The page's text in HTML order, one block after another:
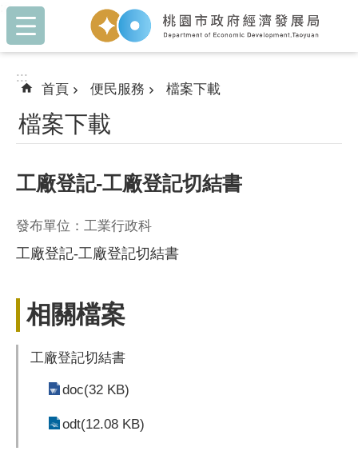
跳到主要內容區塊
:::
:::
首頁 便民服務 檔案下載
檔案下載
工廠登記-工廠登記切結書
發布單位：工業行政科
工廠登記-工廠登記切結書
相關檔案
工廠登記切結書
doc(32 KB)
odt(12.08 KB)